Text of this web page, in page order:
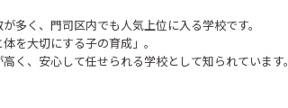
多く、門司区内でも人気上位に入る学校です。
を大切にする子の育成」。
く、安心して任せられる学校として知られています。